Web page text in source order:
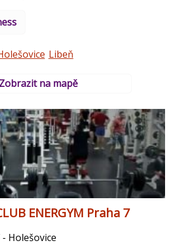
Libeň
Zobrazit na mapě
ENERGYM Praha 7
Holešovice